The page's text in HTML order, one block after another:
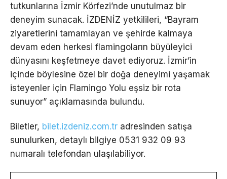
tutkunlarına İzmir Körfezi’nde unutulmaz bir
deneyim sunacak. İZDENİZ yetkilileri, “Bayram
ziyaretlerini tamamlayan ve şehirde kalmaya
devam eden herkesi flamingoların büyüleyici
dünyasını keşfetmeye davet ediyoruz. İzmir’in
içinde böylesine özel bir doğa deneyimi yaşamak
isteyenler için Flamingo Yolu eşsiz bir rota
sunuyor” açıklamasında bulundu.
Biletler, bilet.izdeniz.com.tr adresinden satışa
sunulurken, detaylı bilgiye 0531 932 09 93
numaralı telefondan ulaşılabiliyor.